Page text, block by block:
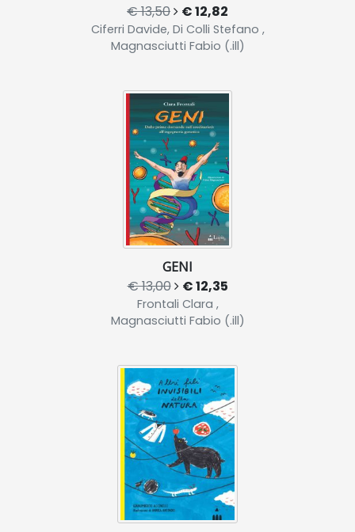
€ 13,50 € 12,82
Ciferri Davide, Di Colli Stefano ,
Magnasciutti Fabio (.ill)
GENI
€ 13,00 € 12,35
Frontali Clara ,
Magnasciutti Fabio (.ill)